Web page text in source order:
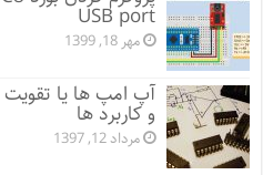
USB port
مهر 18, 1399
آپ امپ ها یا تقویت
و کاربرد ها
مرداد 12, 1397